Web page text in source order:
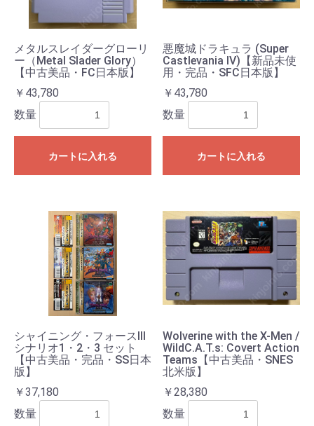
メタルスレイダーグローリ
ー（Metal Slader Glory）
【中古美品・FC日本版】
￥43,780
数量
カートに入れる
悪魔城ドラキュラ (Super
Castlevania IV)【新品未使
用・完品・SFC日本版】
￥43,780
数量
カートに入れる
シャイニング・フォースIII
シナリオ1・2・3 セット
【中古美品・完品・SS日本
版】
￥37,180
数量
Wolverine with the X-Men /
WildC.A.T.s: Covert Action
Teams【中古美品・SNES
北米版】
￥28,380
数量